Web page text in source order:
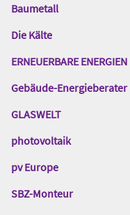
Das
Gentner
Baumetall
Die Kälte
ERNEUERBARE ENERGIEN
Gebäude-Energieberater
GLASWELT
photovoltaik
pv Europe
SBZ-Monteur